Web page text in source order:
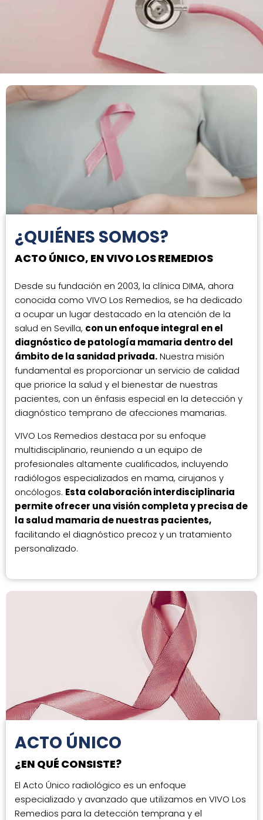
¿QUIÉNES SOMOS?
ACTO ÚNICO, EN VIVO LOS REMEDIOS
Desde su fundación en 2003, la clínica DIMA, ahora
conocida como VIVO Los Remedios, se ha dedicado
a ocupar un lugar destacado en la atención de la
salud en Sevilla, con un enfoque integral en el
diagnóstico de patología mamaria dentro del
ámbito de la sanidad privada.Nuestra misión
fundamental es proporcionar un servicio de calidad
que priorice la salud y el bienestar de nuestras
pacientes, con un énfasis especial en la detección y
diagnóstico temprano de afecciones mamarias.
VIVO Los Remedios destaca por su enfoque
multidisciplinario, reuniendo a un equipo de
profesionales altamente cualificados, incluyendo
radiólogos especializados en mama, cirujanos y
oncólogos. Esta colaboración interdisciplinaria
permite ofrecer una visión completa y precisa de
la salud mamaria de nuestras pacientes,
facilitando el diagnóstico precoz y un tratamiento
personalizado.
ACTO ÚNICO
¿EN QUÉ CONSISTE?
El Acto Único radiológico es un enfoque
especializado y avanzado que utilizamos en VIVO Los
Remedios para la detección temprana y el